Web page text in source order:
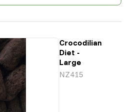
Crocodilian
Diet -
Large
NZ415